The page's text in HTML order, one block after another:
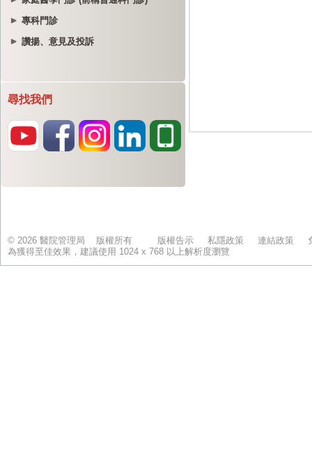
專科門診
讚揚、意見及投訴
尋找我們
© 2026 醫院管理局 版權所有 版權告示 私隱政策 連結政策
為獲得至佳效果，建議使用 1024 x 768 以上解析度瀏覽